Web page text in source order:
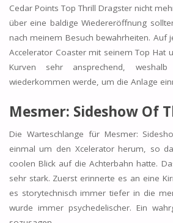
Cedar Points Top Thrill Dragster nicht
über eine baldige Wiedereröffnung
nach meinem Besuch bewahrheiten. Auf
Accelerator Coaster mit seinem Top Hat
Kurven sehr ansprechend,
wiederkommen werde, um die Anlage
Mesmer: Sideshow Of
Die Warteschlange für Mesmer:
einmal um den Xcelerator herum, so
coolen Blick auf die Achterbahn hatte.
sehr stark. Zuerst erinnerte es an eine
es storytechnisch immer tiefer in die
wurde immer psychedelischer. Ein